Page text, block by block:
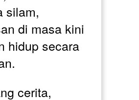
silam,
di masa kini
hidup secara
cerita,